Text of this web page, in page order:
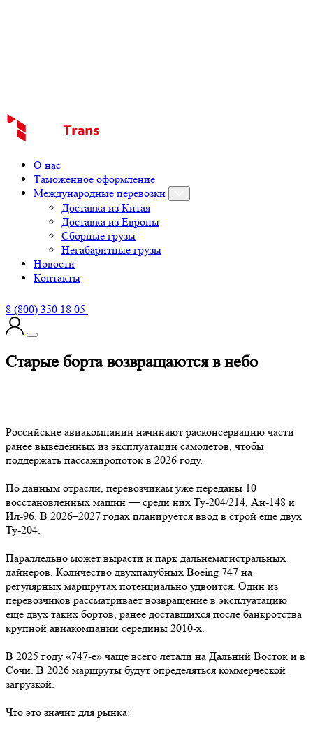
О нас
Таможенное оформление
Международные перевозки
Доставка из Китая
Доставка из Европы
Сборные грузы
Негабаритные грузы
Новости
Контакты
8 (800) 350 18 05
Старые борта возвращаются в небо
Российские авиакомпании начинают расконсервацию части
ранее выведенных из эксплуатации самолетов, чтобы
поддержать пассажиропоток в 2026 году.
По данным отрасли, перевозчикам уже переданы 10
восстановленных машин — среди них Ту-204/214, Ан-148 и
Ил-96. В 2026–2027 годах планируется ввод в строй еще двух
Ту-204.
Параллельно может вырасти и парк дальнемагистральных
лайнеров. Количество двухпалубных Boeing 747 на
регулярных маршрутах потенциально удвоится. Один из
перевозчиков рассматривает возвращение в эксплуатацию
еще двух таких бортов, ранее доставшихся после банкротства
крупной авиакомпании середины 2010-х.
В 2025 году «747-е» чаще всего летали на Дальний Восток и в
Сочи. В 2026 маршруты будут определяться коммерческой
загрузкой.
Что это значит для рынка: